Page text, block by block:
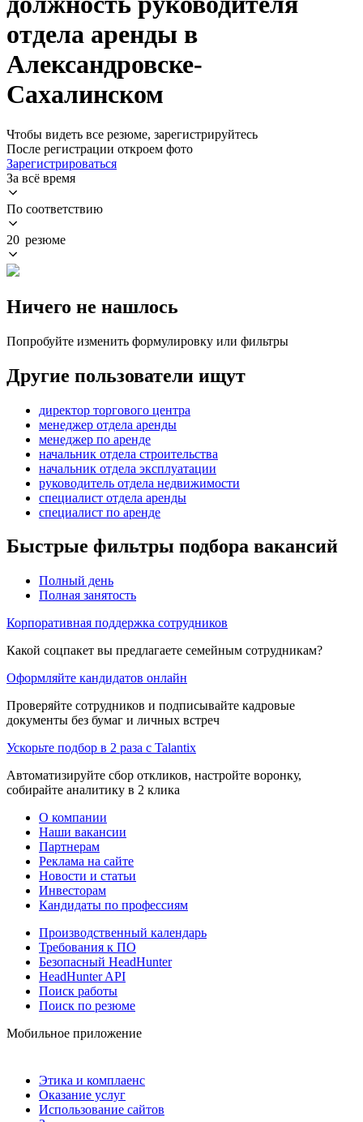
отдела аренды в
Александровске-
Сахалинском
Чтобы видеть все резюме, зарегистрируйтесь
После регистрации откроем фото
Зарегистрироваться
За всё время
По соответствию
20 резюме
Ничего не нашлось
Попробуйте изменить формулировку или фильтры
Другие пользователи ищут
директор торгового центра
менеджер отдела аренды
менеджер по аренде
начальник отдела строительства
начальник отдела эксплуатации
руководитель отдела недвижимости
специалист отдела аренды
специалист по аренде
Быстрые фильтры подбора вакансий
Полный день
Полная занятость
Корпоративная поддержка сотрудников
Какой соцпакет вы предлагаете семейным сотрудникам?
Оформляйте кандидатов онлайн
Проверяйте сотрудников и подписывайте кадровые
документы без бумаг и личных встреч
Ускорьте подбор в 2 раза с Talantix
Автоматизируйте сбор откликов, настройте воронку,
собирайте аналитику в 2 клика
О компании
Наши вакансии
Партнерам
Реклама на сайте
Новости и статьи
Инвесторам
Кандидаты по профессиям
Производственный календарь
Требования к ПО
Безопасный HeadHunter
HeadHunter API
Поиск работы
Поиск по резюме
Мобильное приложение
Этика и комплаенс
Оказание услуг
Использование сайтов